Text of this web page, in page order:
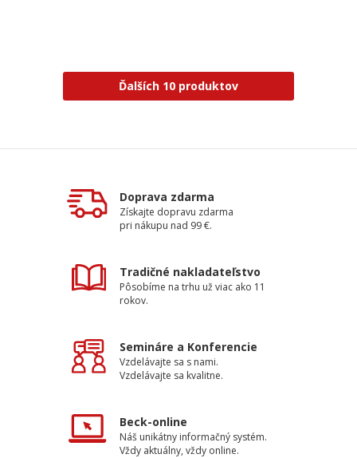
Ďalších 10 produktov
Doprava zdarma
Získajte dopravu zdarma
pri nákupu nad 99 €.
Tradičné nakladateľstvo
Pôsobíme na trhu už viac ako 11
rokov.
Semináre a Konferencie
Vzdelávajte sa s nami.
Vzdelávajte sa kvalitne.
Beck-online
Náš unikátny informačný systém.
Vždy aktuálny, vždy online.